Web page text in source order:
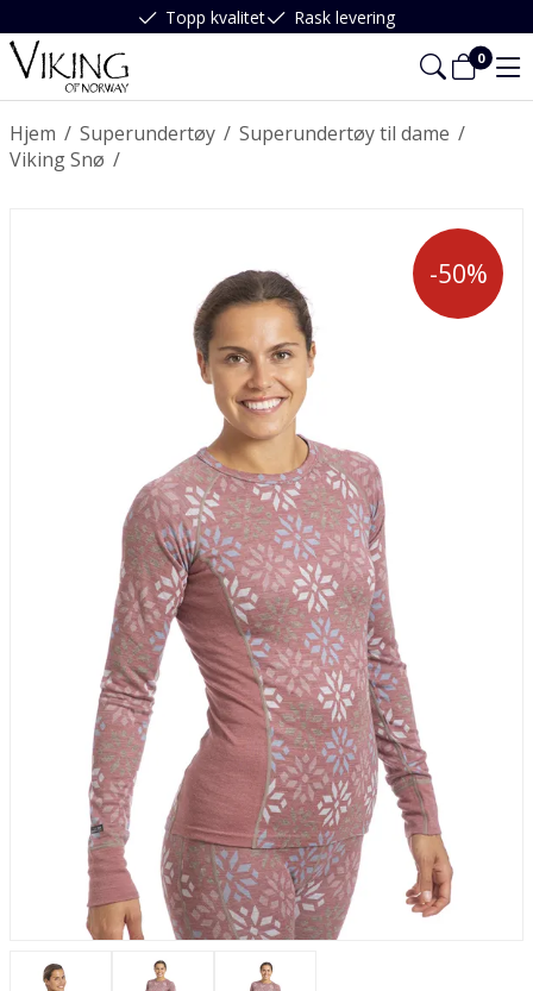
Topp kvalitet Rask levering
0
/
Hjem /
Superundertøy /
Superundertøy til dame
/
Viking Snø
-50%